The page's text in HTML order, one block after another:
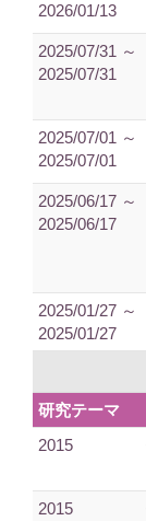
2026/01/13
2025/07/31 ～
2025/07/31
2025/07/01 ～
2025/07/01
2025/06/17 ～
2025/06/17
2025/01/27 ～
2025/01/27
研究テーマ
2015
2015